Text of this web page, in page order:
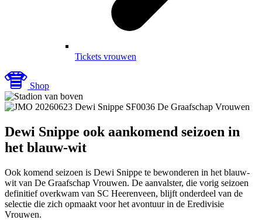
Tickets vrouwen
Shop
De Graafschap Vrouwen
Dewi Snippe ook aankomend seizoen in
het blauw-wit
Ook komend seizoen is Dewi Snippe te bewonderen in het blauw-
wit van De Graafschap Vrouwen. De aanvalster, die vorig seizoen
definitief overkwam van SC Heerenveen, blijft onderdeel van de
selectie die zich opmaakt voor het avontuur in de Eredivisie
Vrouwen.